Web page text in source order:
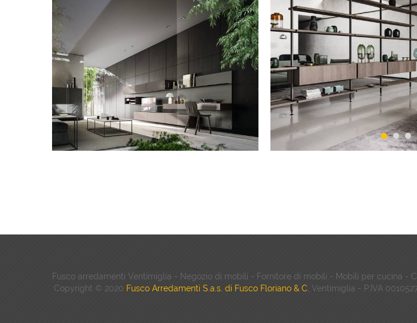
Fusco arredamenti Ventimiglia - Negozio di mobili - Fornitore di mobili - Mobili per cucina -
Copyright © 2020 Fusco Arredamenti S.a.s. di Fusco Floriano & C. Ventimiglia - P.IVA